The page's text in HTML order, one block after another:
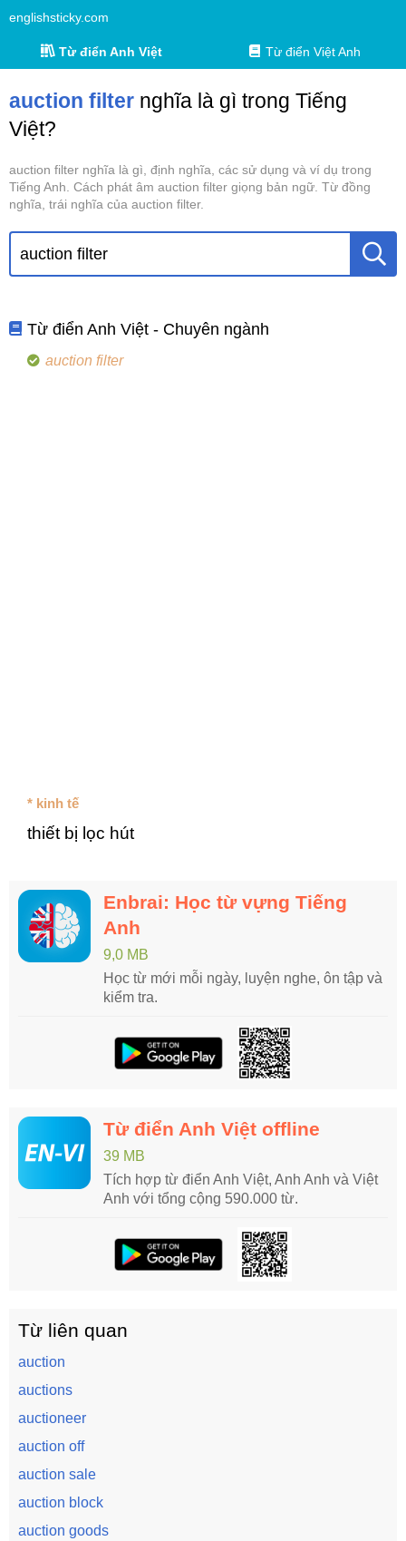
englishsticky.com
Từ điển Anh Việt Từ điển Việt Anh
auction filter nghĩa là gì trong Tiếng
Việt?
auction filter nghĩa là gì, định nghĩa, các sử dụng và ví dụ trong
Tiếng Anh. Cách phát âm auction filter giọng bản ngữ. Từ đồng
nghĩa, trái nghĩa của auction filter.
Từ điển Anh Việt - Chuyên ngành
auction filter
* kinh tế
thiết bị lọc hút
Enbrai: Học từ vựng Tiếng
Anh
9,0 MB
Học từ mới mỗi ngày, luyện nghe, ôn tập và
kiểm tra.
Từ điển Anh Việt offline
39 MB
Tích hợp từ điển Anh Việt, Anh Anh và Việt
Anh với tổng cộng 590.000 từ.
Từ liên quan
auction
auctions
auctioneer
auction off
auction sale
auction block
auction goods